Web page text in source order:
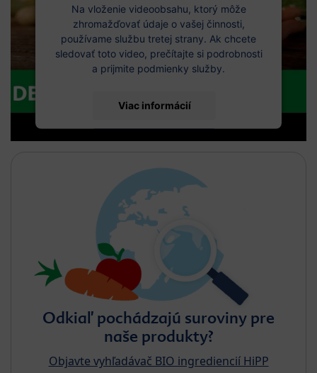
Na vloženie videoobsahu, ktorý môže
zhromažďovať údaje o vašej činnosti,
používame službu tretej strany. Ak chcete
sledovať toto video, prečítajte si podrobnosti
a prijmite podmienky služby.
Viac informácií
Prijať
Odkiaľ pochádzajú suroviny pre
naše produkty?
Objavte vyhľadávač BIO ingrediencií HiPP